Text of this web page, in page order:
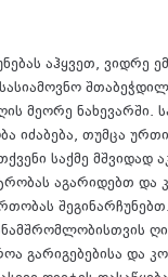
აჰყვეთ, ვიდრე
მეორე ნახევარში.
იძაბება, თუმცა
საქმე მშვიდად
აგარიდებთ და
გარიგებებისა და